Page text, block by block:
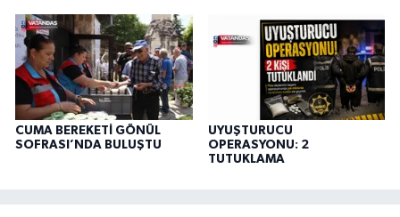
CUMA BEREKETİ GÖNÜL
SOFRASI’NDA BULUŞTU
UYUŞTURUCU
OPERASYONU: 2
TUTUKLAMA